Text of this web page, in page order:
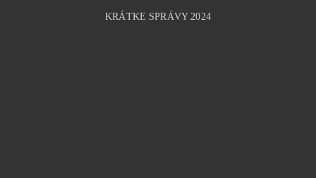
KRÁTKE SPRÁVY 2024